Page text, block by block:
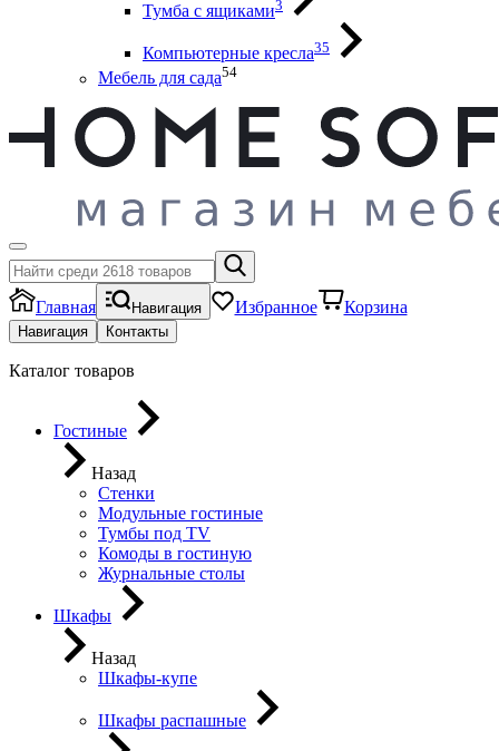
Тумба с ящиками3
Компьютерные кресла35
Мебель для сада54
Главная Навигация Избранное Корзина
Навигация Контакты
Каталог товаров
Гостиные
Назад
Стенки
Модульные гостиные
Тумбы под ТV
Комоды в гостиную
Журнальные столы
Шкафы
Назад
Шкафы-купе
Шкафы распашные